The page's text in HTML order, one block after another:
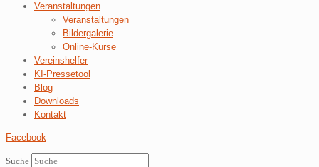
Veranstaltungen
Veranstaltungen
Bildergalerie
Online-Kurse
Vereinshelfer
KI-Pressetool
Blog
Downloads
Kontakt
Facebook
Suche